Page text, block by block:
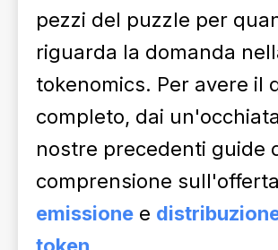
pezzi del puzzle per
riguarda la domanda
tokenomics. Per avere il
completo, dai
nostre precedenti guide
comprensione
emissione e